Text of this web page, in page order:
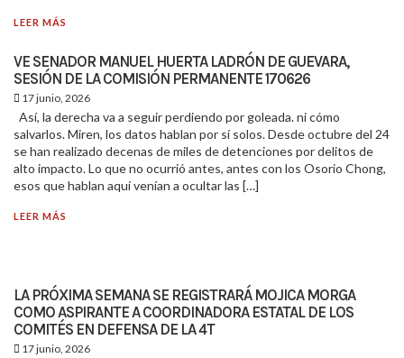
LEER MÁS
VE SENADOR MANUEL HUERTA LADRÓN DE GUEVARA,
SESIÓN DE LA COMISIÓN PERMANENTE 170626
17 junio, 2026
Así, la derecha va a seguir perdiendo por goleada. ni cómo
salvarlos. Miren, los datos hablan por sí solos. Desde octubre del 24
se han realizado decenas de miles de detenciones por delitos de
alto impacto. Lo que no ocurrió antes, antes con los Osorio Chong,
esos que hablan aquí venían a ocultar las […]
LEER MÁS
LA PRÓXIMA SEMANA SE REGISTRARÁ MOJICA MORGA
COMO ASPIRANTE A COORDINADORA ESTATAL DE LOS
COMITÉS EN DEFENSA DE LA 4T
17 junio, 2026